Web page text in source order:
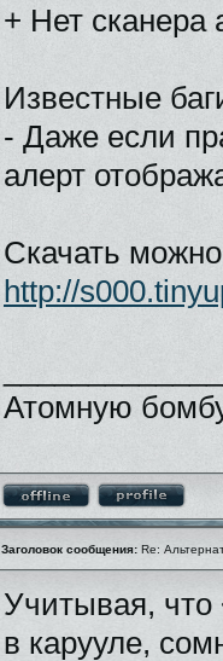
+ Нет сканера
Известные
- Даже если
алерт
Скачать можно
http://
Атомную
Заголовок сообщения: Re:
Учитывая, что
в карууле,